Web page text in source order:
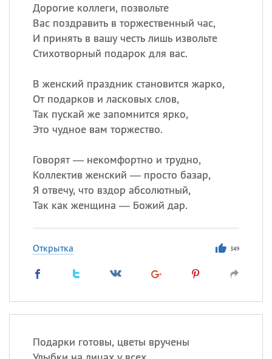
Дорогие коллеги, позвольте
Вас поздравить в торжественный час,
И принять в вашу честь лишь извольте
Стихотворный подарок для вас.
В женский праздник становится жарко,
От подарков и ласковых слов,
Так пускай же запомнится ярко,
Это чудное вам торжество.
Говорят — некомфортно и трудно,
Коллектив женский — просто базар,
Я отвечу, что вздор абсолютный,
Так как женщина — Божий дар.
Открытка 349
Подарки готовы, цветы вручены